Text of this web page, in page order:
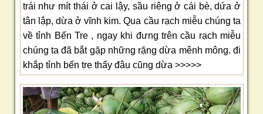
trái như mít thái ở cai lậy, sầu riêng ở cái bè, dứa ở
tân lập, dừa ở vĩnh kim. Qua cầu rạch miễu chúng ta
về tỉnh Bến Tre , ngay khi đưng trên cầu rạch miễu
chúng ta đã bắt gặp những rặng dừa mênh mông. đi
khắp tỉnh bến tre thấy đâu cũng dừa >>>>>